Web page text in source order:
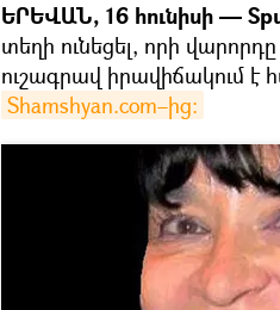
ԵՐԵՎԱՆ, 16 հունիսի —
տեղի ունեցել, որի
ուշագրավ իրավիճակում է
Shamshyan.com–ից։